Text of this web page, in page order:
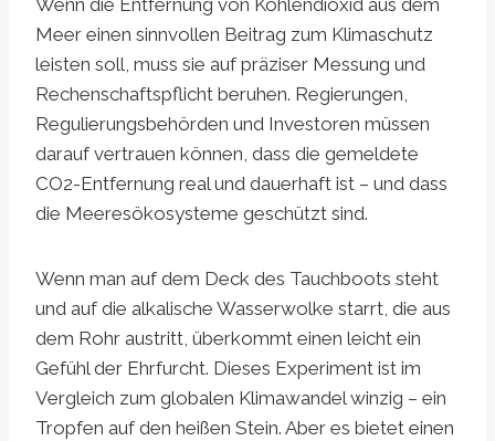
Wenn die Entfernung von Kohlendioxid aus dem
Meer einen sinnvollen Beitrag zum Klimaschutz
leisten soll, muss sie auf präziser Messung und
Rechenschaftspflicht beruhen. Regierungen,
Regulierungsbehörden und Investoren müssen
darauf vertrauen können, dass die gemeldete
CO2-Entfernung real und dauerhaft ist – und dass
die Meeresökosysteme geschützt sind.
Wenn man auf dem Deck des Tauchboots steht
und auf die alkalische Wasserwolke starrt, die aus
dem Rohr austritt, überkommt einen leicht ein
Gefühl der Ehrfurcht. Dieses Experiment ist im
Vergleich zum globalen Klimawandel winzig – ein
Tropfen auf den heißen Stein. Aber es bietet einen